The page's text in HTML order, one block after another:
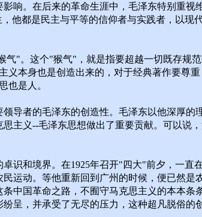
响。在后来的革命生涯中，毛泽东特别重视
他都是民主与平等的信仰者与实践者，以现
"。这个"猴气"，就是指要超越一切既存规
本身也是创造出来的，对于经典著作要尊重
也是人。
导者的毛泽东的创造性。毛泽东以他深厚的
主义--毛泽东思想做出了重要贡献。可以说
识和境界。在1925年召开"四大"前夕，一直
运动。等他重新回到广州的时候，便已然是
中国革命之路，不囿守马克思主义的本本条
呈，并承受了无尽的压力，这种超凡脱俗的